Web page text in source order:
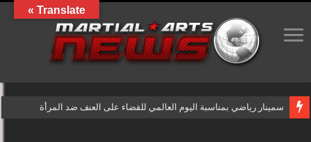
سمينار رياضي بمناسبة اليوم العالمي للقضاء على العنف ضد المرأة
Translate »